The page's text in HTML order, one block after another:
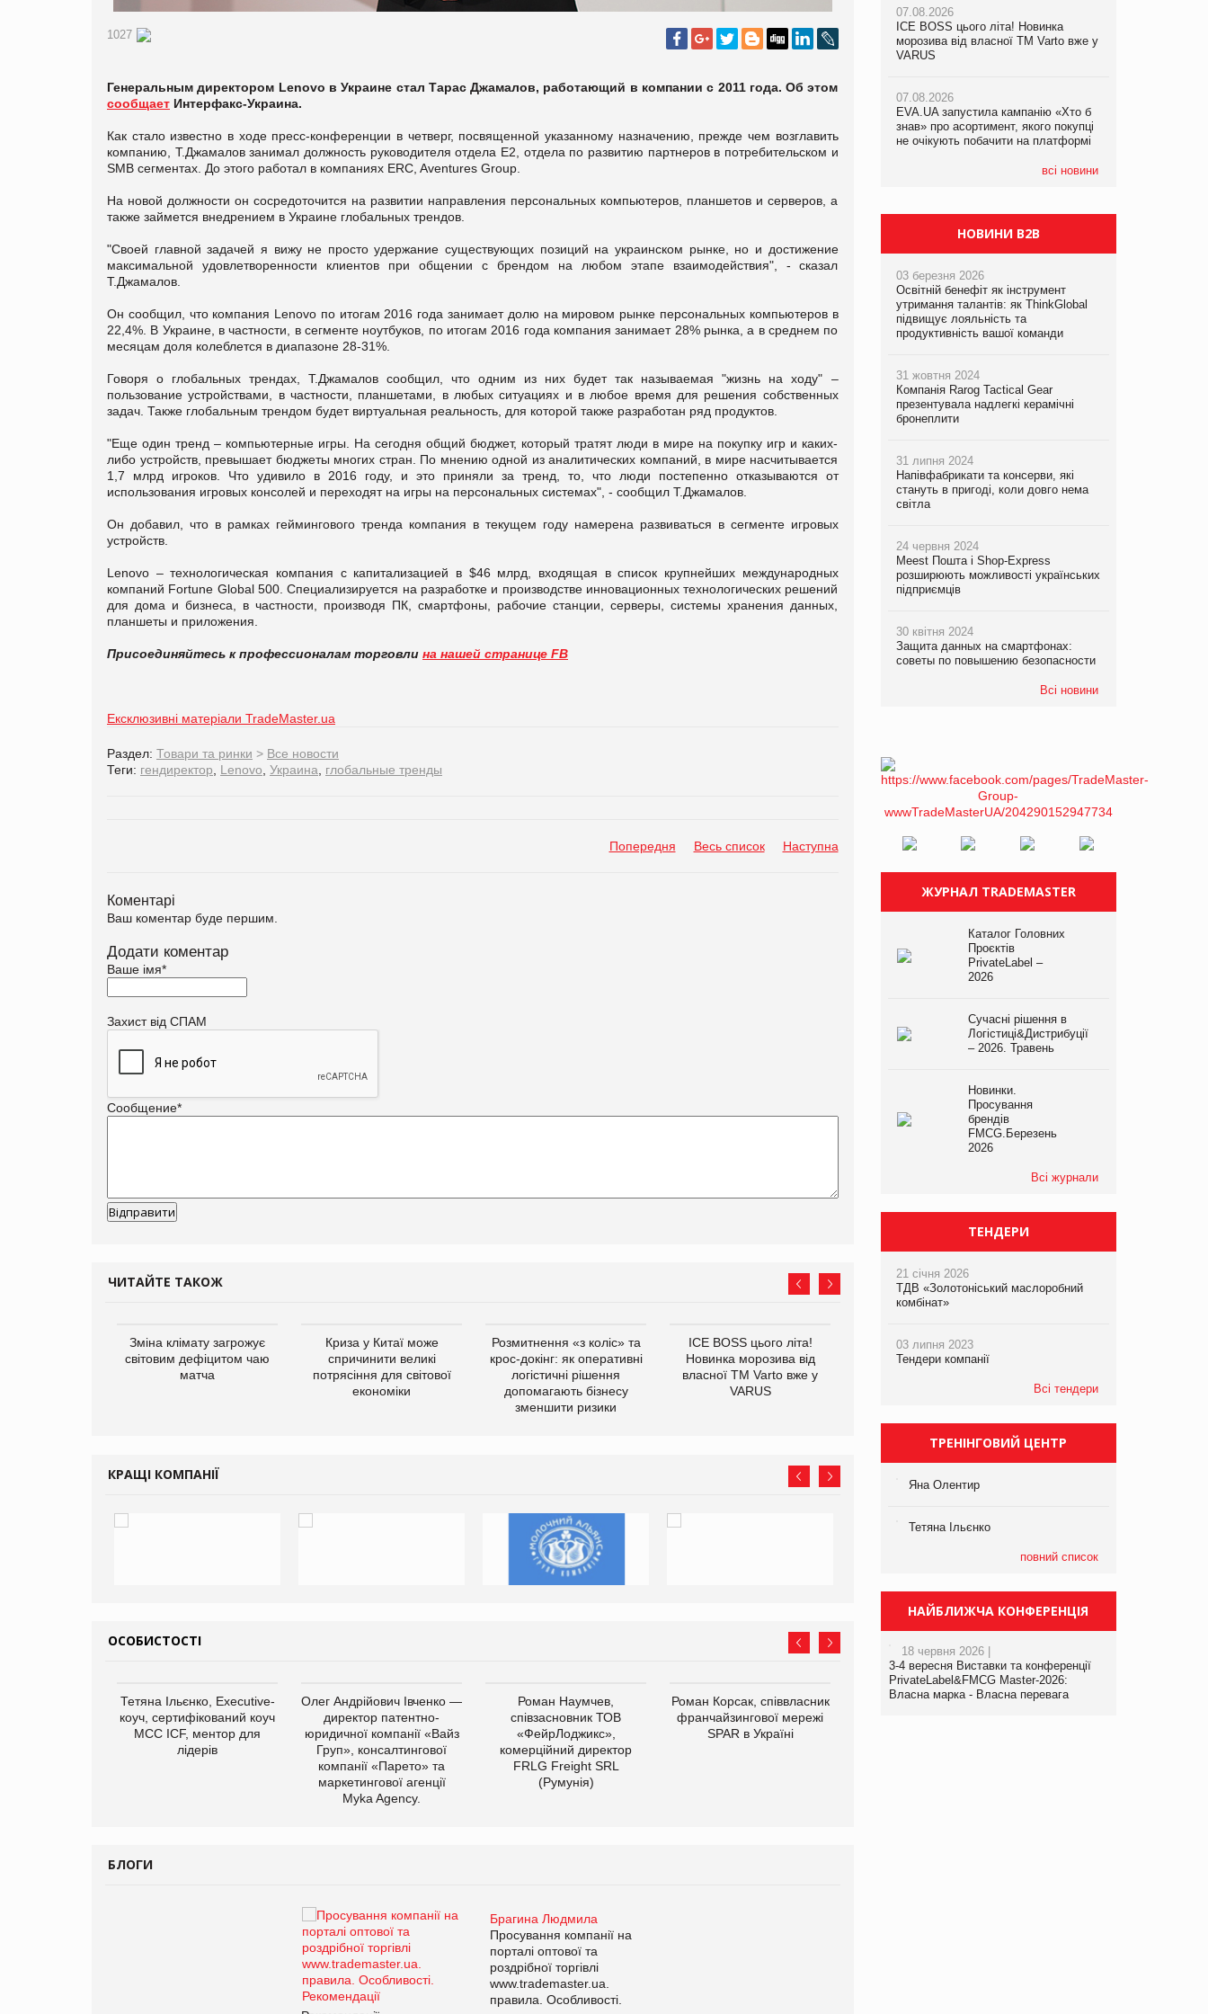
1027
Генеральным директором Lenovo в Украине стал Тарас Джамалов, работающий в компании с 2011 года. Об этом
сообщает Интерфакс-Украина.
Как стало известно в ходе пресс-конференции в четверг, посвященной указанному назначению, прежде чем возглавить
компанию, Т.Джамалов занимал должность руководителя отдела Е2, отдела по развитию партнеров в потребительском и
SMB сегментах. До этого работал в компаниях ERC, Aventures Group.
На новой должности он сосредоточится на развитии направления персональных компьютеров, планшетов и серверов, а
также займется внедрением в Украине глобальных трендов.
"Своей главной задачей я вижу не просто удержание существующих позиций на украинском рынке, но и достижение
максимальной удовлетворенности клиентов при общении с брендом на любом этапе взаимодействия", - сказал
Т.Джамалов.
Он сообщил, что компания Lenovo по итогам 2016 года занимает долю на мировом рынке персональных компьютеров в
22,4%. В Украине, в частности, в сегменте ноутбуков, по итогам 2016 года компания занимает 28% рынка, а в среднем по
месяцам доля колеблется в диапазоне 28-31%.
Говоря о глобальных трендах, Т.Джамалов сообщил, что одним из них будет так называемая "жизнь на ходу" –
пользование устройствами, в частности, планшетами, в любых ситуациях и в любое время для решения собственных
задач. Также глобальным трендом будет виртуальная реальность, для которой также разработан ряд продуктов.
"Еще один тренд – компьютерные игры. На сегодня общий бюджет, который тратят люди в мире на покупку игр и каких-
либо устройств, превышает бюджеты многих стран. По мнению одной из аналитических компаний, в мире насчитывается
1,7 млрд игроков. Что удивило в 2016 году, и это приняли за тренд, то, что люди постепенно отказываются от
использования игровых консолей и переходят на игры на персональных системах", - сообщил Т.Джамалов.
Он добавил, что в рамках геймингового тренда компания в текущем году намерена развиваться в сегменте игровых
устройств.
Lenovo – технологическая компания с капитализацией в $46 млрд, входящая в список крупнейших международных
компаний Fortune Global 500. Специализируется на разработке и производстве инновационных технологических решений
для дома и бизнеса, в частности, производя ПК, смартфоны, рабочие станции, серверы, системы хранения данных,
планшеты и приложения.
Присоединяйтесь к профессионалам торговли на нашей странице FB
Ексклюзивні матеріали TradeMaster.ua
Раздел: Товари та ринки > Все новости
Теги: гендиректор Lenovo Украина глобальные тренды
Попередня Весь список Наступна
Коментарі
Ваш коментар буде першим.
Додати коментар
Ваше імя*
Захист від СПАМ
Сообщение*
ЧИТАЙТЕ ТАКОЖ
Зміна клімату загрожує
світовим дефіцитом чаю
матча
Криза у Китаї може
спричинити великі
потрясіння для світової
економіки
Розмитнення «з коліс» та
крос-докінг: як оперативні
логістичні рішення
допомагають бізнесу
зменшити ризики
ICE BOSS цього літа!
Новинка морозива від
власної ТМ Varto вже у
VARUS
EVA.UA запустила
кампанію «Хто б знав» про
КРАЩІ КОМПАНІЇ
ОСОБИСТОСТІ
Тетяна Ільєнко, Executive-
коуч, сертифікований коуч
МСС ICF, ментор для
лідерів
Олег Андрійович Івченко —
директор патентно-
юридичної компанії «Вайз
Груп», консалтингової
компанії «Парето» та
маркетингової агенції
Myka Agency.
Роман Наумчев,
співзасновник ТОВ
«ФейрЛоджикс»,
комерційний директор
FRLG Freight SRL
(Румунія)
Роман Корсак, співвласник
франчайзингової мережі
SPAR в Україні
Олексій Логачов-Михайлов
Яна Сараніна, директор
БЛОГИ
Брагина Людмила
Просування компанії на
порталі оптової та
роздрібної торгівлі
www.trademaster.ua.
правила. Особливості.
07.08.2026
ICE BOSS цього літа! Новинка
морозива від власної ТМ Varto вже у
VARUS
07.08.2026
EVA.UA запустила кампанію «Хто б
знав» про асортимент, якого покупці
не очікують побачити на платформі
всі новини
07.08.2026
ICE BOSS цього літа! Новинка
морозива від власної ТМ Varto вже у
VARUS
07.08.2026
EVA.UA запустила кампанію «Хто б
знав» про асортимент, якого покупці
не очікують побачити на платформі
07.08.2026
Франція заборонила рекламні дзвінки
НОВИНИ B2B
03 березня 2026
Освітній бенефіт як інструмент
утримання талантів: як ThinkGlobal
підвищує лояльність та
продуктивність вашої команди
31 жовтня 2024
Компанія Rarog Tactical Gear
презентувала надлегкі керамічні
бронеплити
31 липня 2024
Напівфабрикати та консерви, які
стануть в пригоді, коли довго нема
світла
24 червня 2024
Meest Пошта і Shop-Express
розширюють можливості українських
підприємців
30 квітня 2024
Защита данных на смартфонах:
советы по повышению безопасности
Всі новини
ЖУРНАЛ TRADEMASTER
Каталог Головних
Проєктів
PrivateLabel –
2026
Сучасні рішення в
Логістиці&Дистрибуції
– 2026. Травень
Новинки.
Просування
брендів
FMCG.Березень
2026
Всі журнали
ТЕНДЕРИ
21 січня 2026
ТДВ «Золотоніський маслоробний
комбінат»
03 липня 2023
Тендери компанії
Всі тендери
ТРЕНІНГОВИЙ ЦЕНТР
Яна Олентир
Тетяна Ільєнко
повний список
НАЙБЛИЖЧА КОНФЕРЕНЦІЯ
18 червня 2026 |
3-4 вересня Виставки та конференції
PrivateLabel&FMCG Master-2026:
Власна марка - Власна перевага